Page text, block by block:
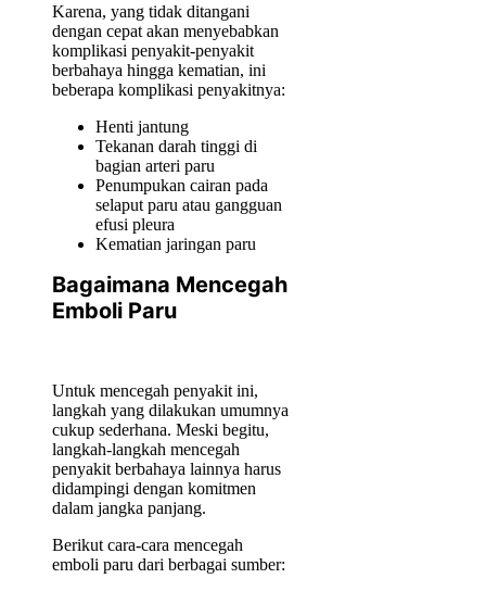
Karena, yang tidak ditangani
dengan cepat akan menyebabkan
komplikasi penyakit-penyakit
berbahaya hingga kematian, ini
beberapa komplikasi penyakitnya:
Henti jantung
Tekanan darah tinggi di
bagian arteri paru
Penumpukan cairan pada
selaput paru atau gangguan
efusi pleura
Kematian jaringan paru
Bagaimana Mencegah
Emboli Paru
Untuk mencegah penyakit ini,
langkah yang dilakukan umumnya
cukup sederhana. Meski begitu,
langkah-langkah mencegah
penyakit berbahaya lainnya harus
didampingi dengan komitmen
dalam jangka panjang.
Berikut cara-cara mencegah
emboli paru dari berbagai sumber: